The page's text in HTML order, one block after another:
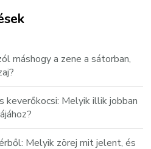
máshogy a zene a sátorban,
keverőkocsi: Melyik illik jobban
Melyik zörej mit jelent, és